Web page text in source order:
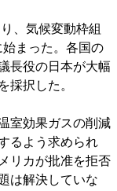
、気候変動枠組
まった。各国の
長役の日本が大幅
採択した。
室効果ガスの削減
るよう求められ
リカが批准を拒否
は解決していな